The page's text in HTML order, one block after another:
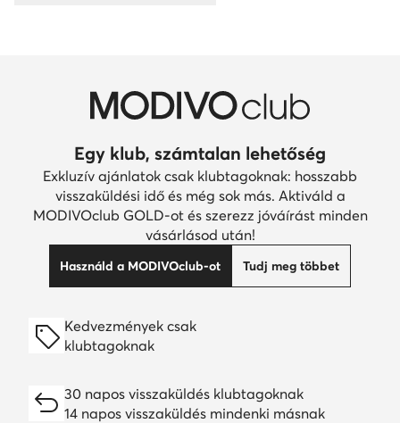
Egy klub, számtalan lehetőség
Exkluzív ajánlatok csak klubtagoknak: hosszabb
visszaküldési idő és még sok más. Aktiváld a
MODIVOclub GOLD-ot és szerezz jóváírást minden
vásárlásod után!
Használd a MODIVOclub-ot Tudj meg többet
Kedvezmények csak
klubtagoknak
30 napos visszaküldés klubtagoknak
14 napos visszaküldés mindenki másnak